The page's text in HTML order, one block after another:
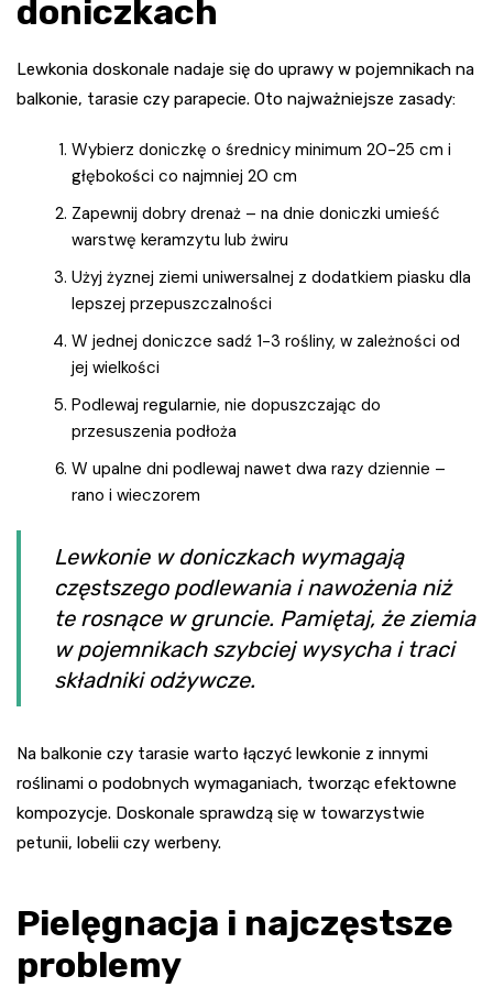
doniczkach
Lewkonia doskonale nadaje się do uprawy w pojemnikach na
balkonie, tarasie czy parapecie. Oto najważniejsze zasady:
Wybierz doniczkę o średnicy minimum 20-25 cm i
głębokości co najmniej 20 cm
Zapewnij dobry drenaż – na dnie doniczki umieść
warstwę keramzytu lub żwiru
Użyj żyznej ziemi uniwersalnej z dodatkiem piasku dla
lepszej przepuszczalności
W jednej doniczce sadź 1-3 rośliny, w zależności od
jej wielkości
Podlewaj regularnie, nie dopuszczając do
przesuszenia podłoża
W upalne dni podlewaj nawet dwa razy dziennie –
rano i wieczorem
Lewkonie w doniczkach wymagają
częstszego podlewania i nawożenia niż
te rosnące w gruncie. Pamiętaj, że ziemia
w pojemnikach szybciej wysycha i traci
składniki odżywcze.
Na balkonie czy tarasie warto łączyć lewkonie z innymi
roślinami o podobnych wymaganiach, tworząc efektowne
kompozycje. Doskonale sprawdzą się w towarzystwie
petunii, lobelii czy werbeny.
Pielęgnacja i najczęstsze
problemy